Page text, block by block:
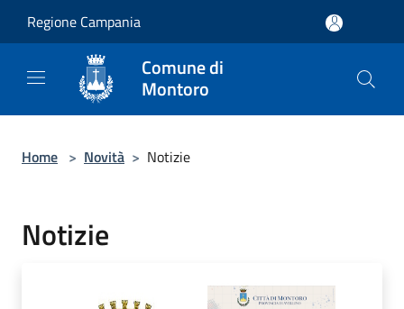
Regione Campania
Comune di
Montoro
Home > Novità > Notizie
Notizie